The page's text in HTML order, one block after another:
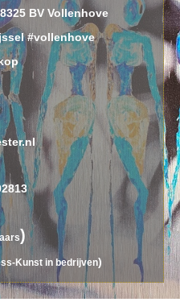
BV Vollenhove
#vollenhove
)
Kunst in bedrijven)